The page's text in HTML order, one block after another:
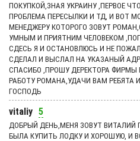
ПОКУПКОЙ,ЗНАЯ УКРАИНУ ,ПЕРВОЕ
ПРОБЛЕМА ПЕРЕСЫЛКИ И ТД, И ВОТ
МЕНЕДЖЕРУ КОТОРОГО ЗОВУТ
УМНЫМ И ПРИЯТНИМ ЧЕЛОВЕКОМ
СДЕСЬ Я И ОСТАНОВЛЮСЬ И НЕ
СДЕЛАЛ И ВЫСЛАЛ НА УКАЗАНЫЙ
СПАСИБО ,ПРОШУ ДЕРЕКТОРА
РАБОТУ РОМАНА,УДАЧИ ВАМ РЕБЯТА
ГОСПОДЬ
vitaliy 5
ДОБРЫЙ ДЕНЬ,МЕНЯ ЗОВУТ ВИТАЛИЙ
БЫЛА КУПИТЬ ЛОДКУ И ХОРОШУЮ, И